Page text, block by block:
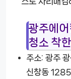
광주에어
청소 착
주소: 광주
신창동 1285